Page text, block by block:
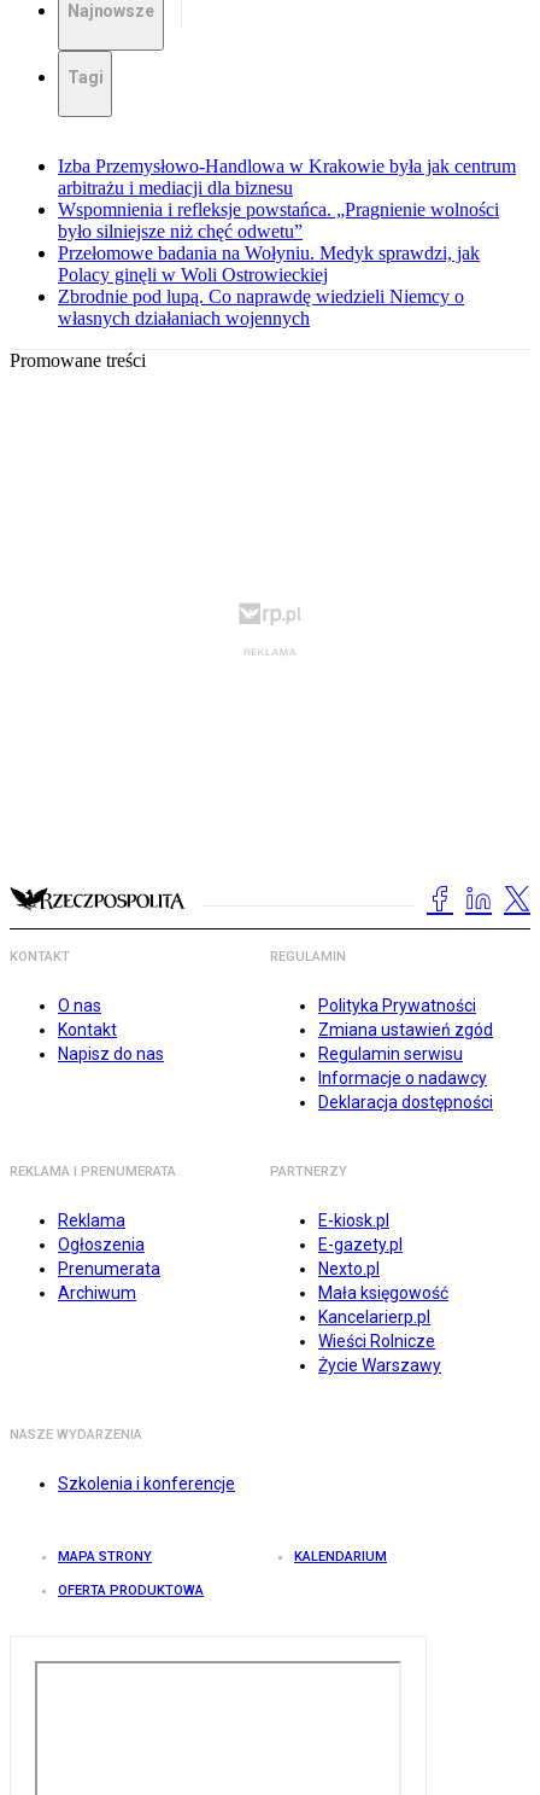
Najnowsze
Tagi
Izba Przemysłowo-Handlowa w Krakowie była jak centrum
arbitrażu i mediacji dla biznesu
Wspomnienia i refleksje powstańca. „Pragnienie wolności
było silniejsze niż chęć odwetu”
Przełomowe badania na Wołyniu. Medyk sprawdzi, jak
Polacy ginęli w Woli Ostrowieckiej
Zbrodnie pod lupą. Co naprawdę wiedzieli Niemcy o
własnych działaniach wojennych
Promowane treści
KONTAKT
O nas
Kontakt
Napisz do nas
REGULAMIN
Polityka Prywatności
Zmiana ustawień zgód
Regulamin serwisu
Informacje o nadawcy
Deklaracja dostępności
REKLAMA I PRENUMERATA
Reklama
Ogłoszenia
Prenumerata
Archiwum
PARTNERZY
E-kiosk.pl
E-gazety.pl
Nexto.pl
Mała księgowość
Kancelarierp.pl
Wieści Rolnicze
Życie Warszawy
NASZE WYDARZENIA
Szkolenia i konferencje
MAPA STRONY KALENDARIUM
OFERTA PRODUKTOWA